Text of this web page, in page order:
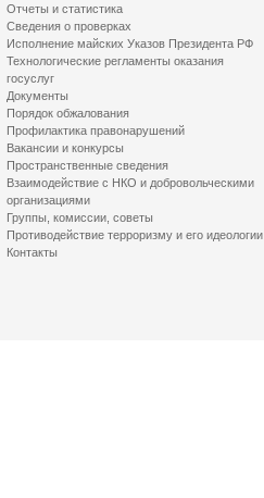
Отчеты и статистика
Сведения о проверках
Исполнение майских Указов Президента РФ
Технологические регламенты оказания
госуслуг
Документы
Порядок обжалования
Профилактика правонарушений
Вакансии и конкурсы
Пространственные сведения
Взаимодействие с НКО и добровольческими
организациями
Группы, комиссии, советы
Противодействие терроризму и его идеологии
Контакты